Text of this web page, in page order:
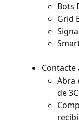
Bots
Grid
Contacte
Abra
de